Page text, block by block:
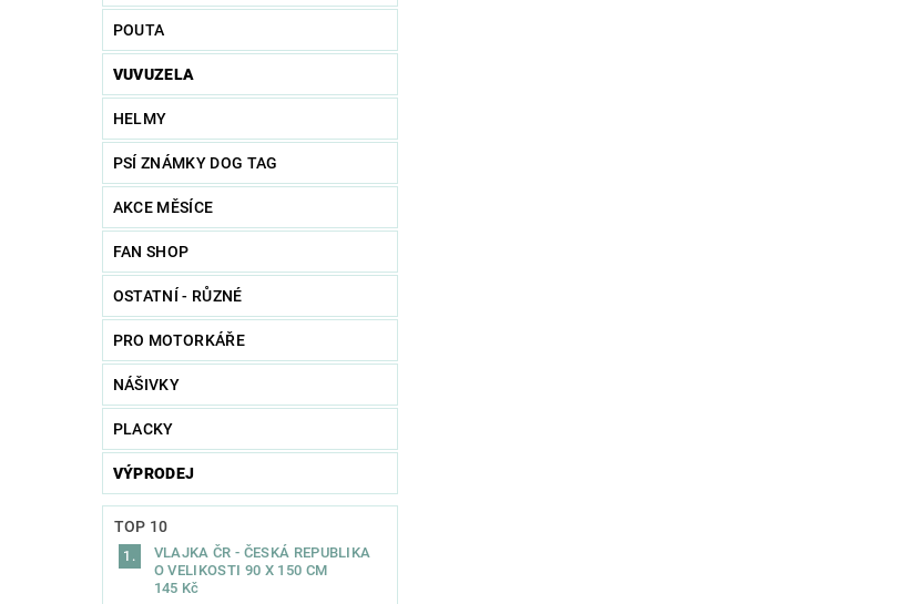
POUTA
VUVUZELA
HELMY
PSÍ ZNÁMKY DOG TAG
AKCE MĚSÍCE
FAN SHOP
OSTATNÍ - RŮZNÉ
PRO MOTORKÁŘE
NÁŠIVKY
PLACKY
VÝPRODEJ
TOP 10
VLAJKA ČR - ČESKÁ REPUBLIKA
O VELIKOSTI 90 X 150 CM
145 Kč